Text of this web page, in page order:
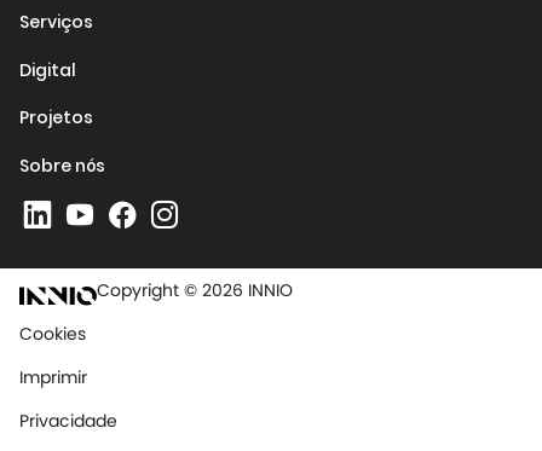
Serviços
Digital
Projetos
Sobre nós
Copyright © 2026 INNIO
Cookies
Imprimir
Privacidade